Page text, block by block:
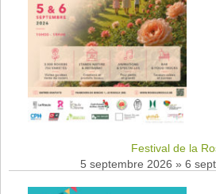
Festival de la
5 septembre 2026 » 6